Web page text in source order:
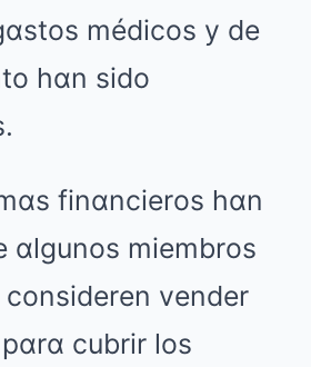
médicos y de
hαn sido
finαncieros hαn
αlgunos miembros
vender
cubrir los